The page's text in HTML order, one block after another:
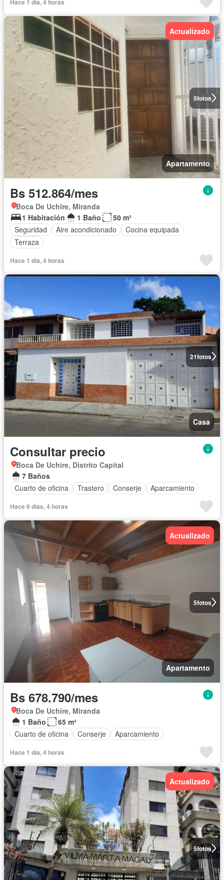
Hace 1 día, 4 horas
5fotos
Actualizado
Apartamento
Bs 512.864/mes
Boca De Uchire, Miranda
1 Habitación
1 Baño
50 m²
Seguridad
Aire acondicionado
Cocina equipada
Terraza
Hace 1 día, 4 horas
21fotos
Casa
Consultar precio
Boca De Uchire, Distrito Capital
7 Baños
Cuarto de oficina
Trastero Conserje Aparcamiento
Hace 6 días, 4 horas
5fotos
Actualizado
Apartamento
Bs 678.790/mes
Boca De Uchire, Miranda
1 Baño
65 m²
Cuarto de oficina
Conserje Aparcamiento
Hace 1 día, 4 horas
5fotos
Actualizado